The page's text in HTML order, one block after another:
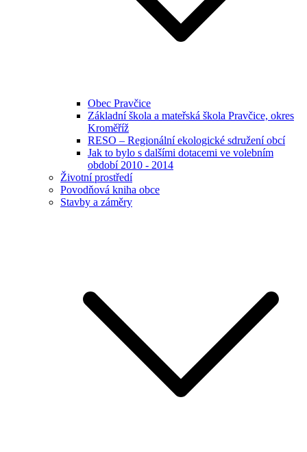
Obec Pravčice
Základní škola a mateřská škola Pravčice, okres
Kroměříž
RESO – Regionální ekologické sdružení obcí
Jak to bylo s dalšími dotacemi ve volebním
období 2010 - 2014
Životní prostředí
Povodňová kniha obce
Stavby a záměry